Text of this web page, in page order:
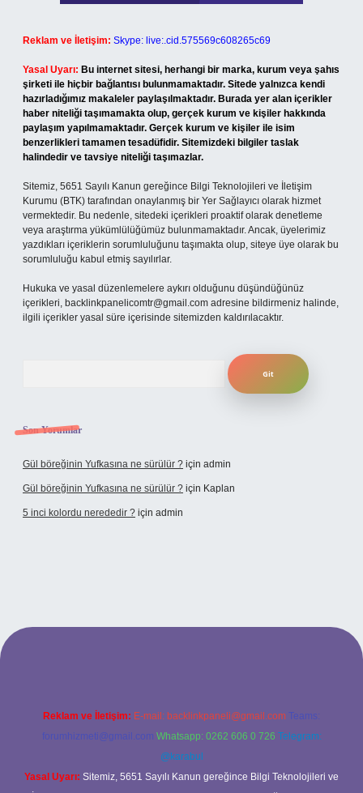
Reklam ve İletişim: Skype: live:.cid.575569c608265c69
Yasal Uyarı: Bu internet sitesi, herhangi bir marka, kurum veya şahıs
şirketi ile hiçbir bağlantısı bulunmamaktadır. Sitede yalnızca kendi
hazırladığımız makaleler paylaşılmaktadır. Burada yer alan içerikler
haber niteliği taşımamakta olup, gerçek kurum ve kişiler hakkında
paylaşım yapılmamaktadır. Gerçek kurum ve kişiler ile isim
benzerlikleri tamamen tesadüfidir. Sitemizdeki bilgiler taslak
halindedir ve tavsiye niteliği taşımazlar.
Sitemiz, 5651 Sayılı Kanun gereğince Bilgi Teknolojileri ve İletişim
Kurumu (BTK) tarafından onaylanmış bir Yer Sağlayıcı olarak hizmet
vermektedir. Bu nedenle, sitedeki içerikleri proaktif olarak denetleme
veya araştırma yükümlülüğümüz bulunmamaktadır. Ancak, üyelerimiz
yazdıkları içeriklerin sorumluluğunu taşımakta olup, siteye üye olarak bu
sorumluluğu kabul etmiş sayılırlar.
Hukuka ve yasal düzenlemelere aykırı olduğunu düşündüğünüz
içerikleri, backlinkpanelicomtr@gmail.com adresine bildirmeniz halinde,
ilgili içerikler yasal süre içerisinde sitemizden kaldırılacaktır.
Son Yorumlar
Gül böreğinin Yufkasına ne sürülür ? için admin
Gül böreğinin Yufkasına ne sürülür ? için Kaplan
5 inci kolordu nerededir ? için admin
Reklam ve İletişim: E-mail: backlinkpaneli@gmail.com Teams:
forumhizmeti@gmail.com Whatsapp: 0262 606 0 726 Telegram:
@karabul
Yasal Uyarı: Sitemiz, 5651 Sayılı Kanun gereğince Bilgi Teknolojileri ve